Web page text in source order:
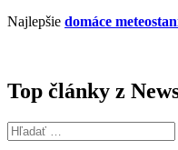
Najlepšie domáce
Top články z
Hľadať: